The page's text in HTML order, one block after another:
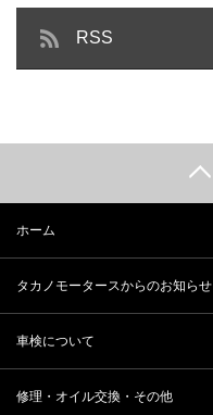
RSS
ホーム
タカノモータースからのお知らせ
車検について
修理・オイル交換・その他